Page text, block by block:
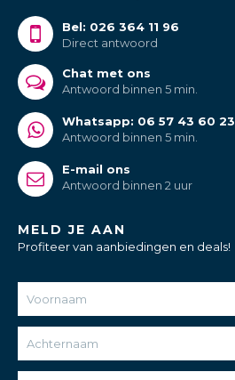
Bel: 026 364 11 96
Direct antwoord
Chat met ons
Antwoord binnen 5 min.
Whatsapp: 06 57 43 60 23
Antwoord binnen 5 min.
E-mail ons
Antwoord binnen 2 uur
MELD JE AAN
Profiteer van aanbiedingen en deals!